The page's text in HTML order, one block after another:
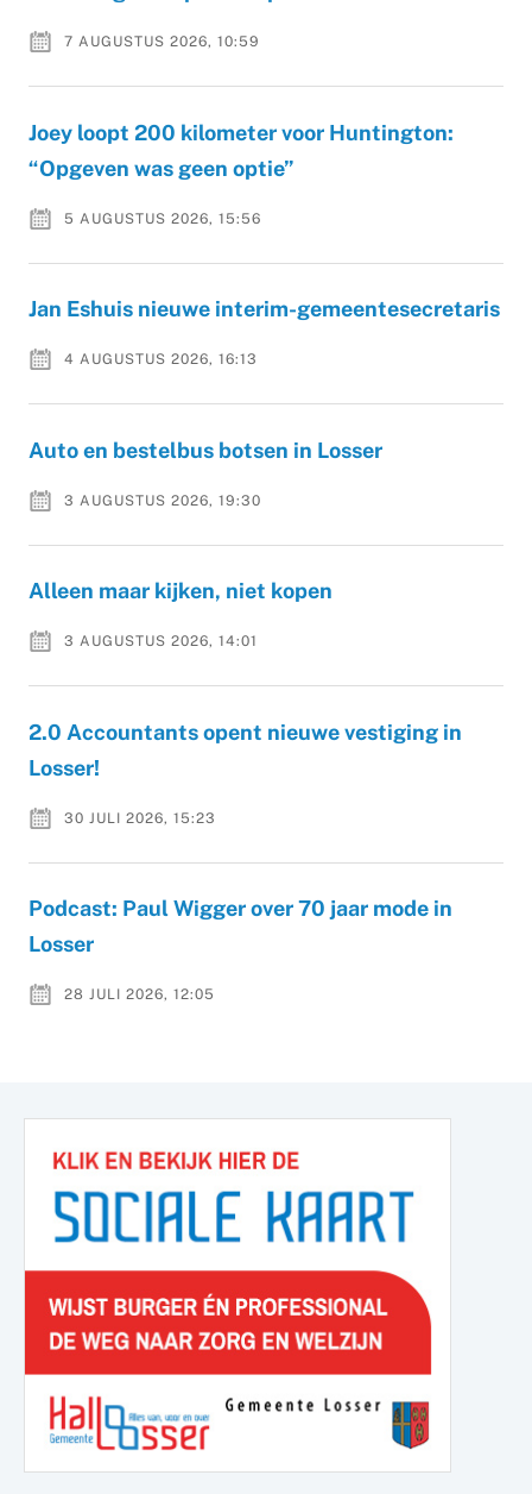
7 AUGUSTUS 2026, 10:59
Joey loopt 200 kilometer voor Huntington:
“Opgeven was geen optie”
5 AUGUSTUS 2026, 15:56
Jan Eshuis nieuwe interim-gemeentesecretaris
4 AUGUSTUS 2026, 16:13
Auto en bestelbus botsen in Losser
3 AUGUSTUS 2026, 19:30
Alleen maar kijken, niet kopen
3 AUGUSTUS 2026, 14:01
2.0 Accountants opent nieuwe vestiging in
Losser!
30 JULI 2026, 15:23
Podcast: Paul Wigger over 70 jaar mode in
Losser
28 JULI 2026, 12:05